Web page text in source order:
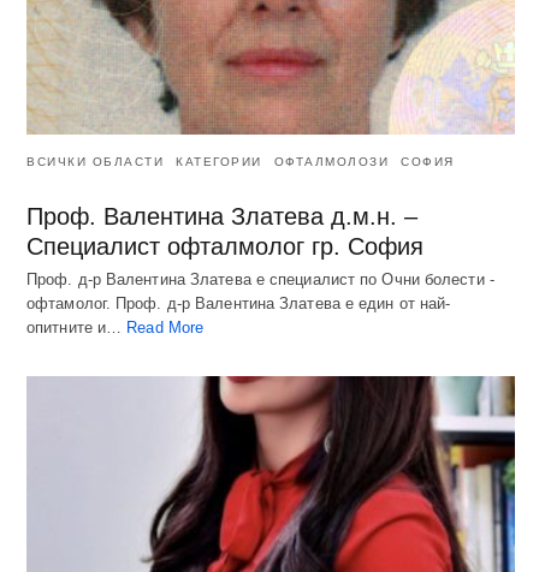
ВСИЧКИ ОБЛАСТИ КАТЕГОРИИ ОФТАЛМОЛОЗИ СОФИЯ
Проф. Валентина Златева д.м.н. –
Специалист офталмолог гр. София
Проф. д-р Валентина Златева е специалист по Очни болести -
офтамолог. Проф. д-р Валентина Златева е един от най-
опитните и… Read More